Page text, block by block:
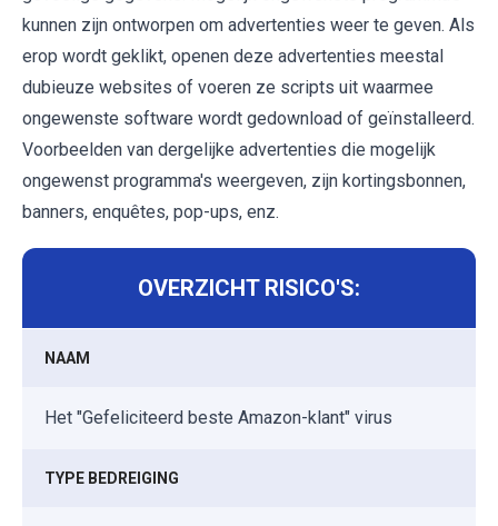
kunnen zijn ontworpen om advertenties weer te geven. Als
erop wordt geklikt, openen deze advertenties meestal
dubieuze websites of voeren ze scripts uit waarmee
ongewenste software wordt gedownload of geïnstalleerd.
Voorbeelden van dergelijke advertenties die mogelijk
ongewenst programma's weergeven, zijn kortingsbonnen,
banners, enquêtes, pop-ups, enz.
OVERZICHT RISICO'S:
NAAM
Het "Gefeliciteerd beste Amazon-klant" virus
TYPE BEDREIGING